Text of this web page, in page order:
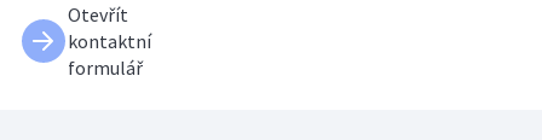
Otevřít
kontaktní
formulář